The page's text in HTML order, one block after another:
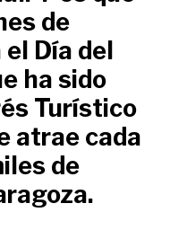
de
Día del
ha sido
Turístico
atrae cada
de